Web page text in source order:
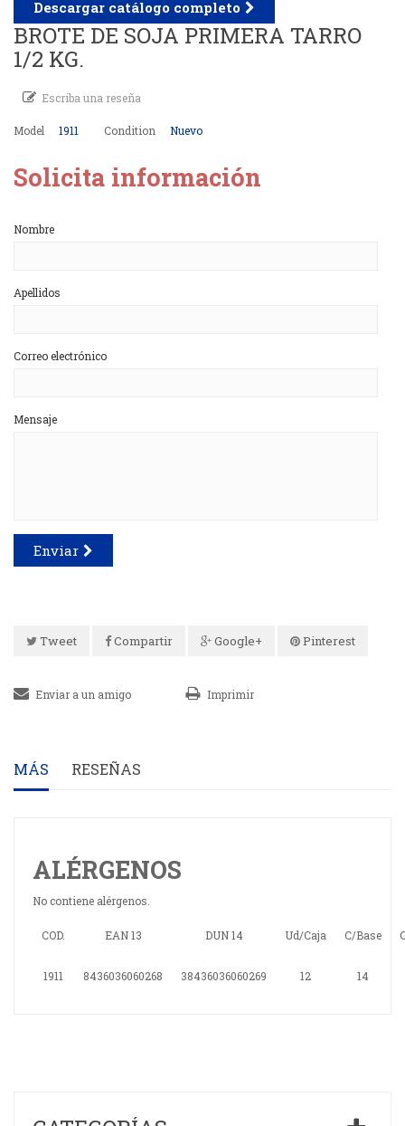
Descargar catálogo completo
BROTE DE SOJA PRIMERA TARRO
1/2 KG.
Escriba una reseña
Model 1911 Condition Nuevo
Solicita información
Nombre
Apellidos
Correo electrónico
Mensaje
Enviar
Tweet Compartir Google+ Pinterest
Enviar a un amigo Imprimir
MÁS RESEÑAS
ALÉRGENOS
No contiene alérgenos.
COD. EAN 13 DUN 14 Ud/Caja C/Base
1911 8436036060268 38436036060269 12 14